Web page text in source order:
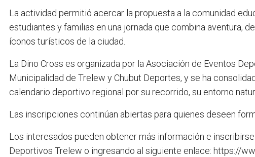
La actividad permitió acercar la propuesta a la comunidad
estudiantes y familias en una jornada que combina aventura,
íconos turísticos de la ciudad.
La Dino Cross es organizada por la Asociación de Eventos
Municipalidad de Trelew y Chubut Deportes, y se ha
calendario deportivo regional por su recorrido, su entorno
Las inscripciones continúan abiertas para quienes deseen
Los interesados pueden obtener más información e
Deportivos Trelew o ingresando al siguiente enlace: https://